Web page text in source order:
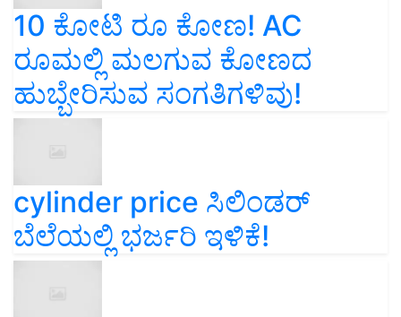
10 ಕೋಟಿ ರೂ ಕೋಣ! AC
ರೂಮಲ್ಲಿ ಮಲಗುವ ಕೋಣದ
ಹುಬ್ಬೇರಿಸುವ ಸಂಗತಿಗಳಿವು!
cylinder price ಸಿಲಿಂಡರ್‌
ಬೆಲೆಯಲ್ಲಿ ಭರ್ಜರಿ ಇಳಿಕೆ!